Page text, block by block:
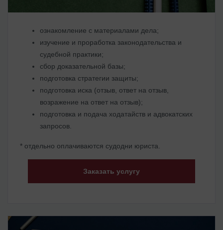
ознакомление с материалами дела;
изучение и проработка законодательства и
судебной практики;
сбор доказательной базы;
подготовка стратегии защиты;
подготовка иска (отзыв, ответ на отзыв,
возражение на ответ на отзыв);
подготовка и подача ходатайств и адвокатских
запросов.
* отдельно оплачиваются судодни юриста.
Заказать услугу